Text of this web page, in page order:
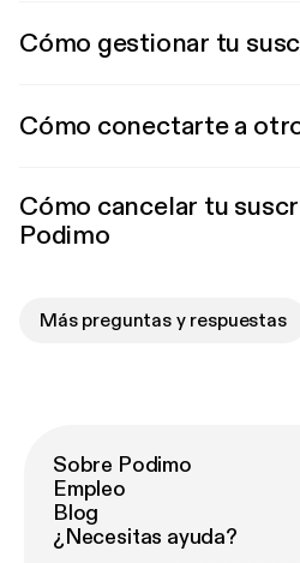
Cómo gestionar tu
Cómo conectarte a
Cómo cancelar tu
Podimo
Más preguntas y respuestas
Sobre Podimo
Empleo
Blog
¿Necesitas ayuda?